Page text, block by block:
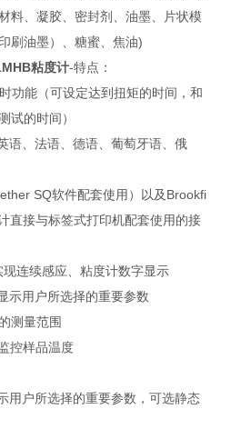
料、凝胶、密封剂、油墨、片状模
刷油墨）、糖蜜、焦油)
粘度计-特点：
能（可设定达到扭矩的时间，和
试的时间）
、法语、德语、葡萄牙语、俄
SQ软件配套使用）以及Brookfi
直接与标签式打印机配套使用的接
续感应、粘度计数字显示
显示用户所选择的重要参数
测量范围
控样品温度
用户所选择的重要参数，可选静态